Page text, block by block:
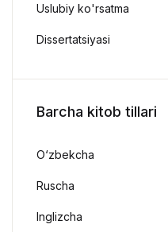
Uslubiy ko'rsatma
Dissertatsiyasi
Barcha kitob tillari
O‘zbekcha
Ruscha
Inglizcha